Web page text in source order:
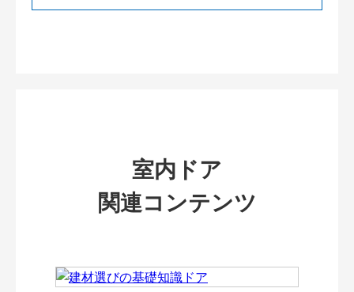
室内ドア
関連コンテンツ